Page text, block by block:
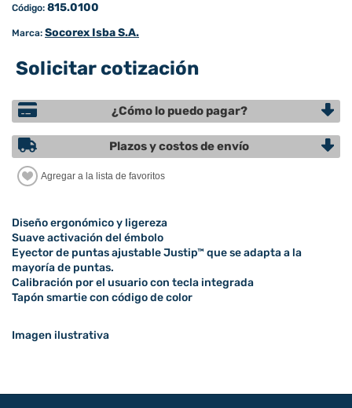
Código: 815.0100
Marca: Socorex Isba S.A.
Solicitar cotización
¿Cómo lo puedo pagar?
Plazos y costos de envío
Diseño ergonómico y ligereza
Suave activación del émbolo
Eyector de puntas ajustable Justip™ que se adapta a la
mayoría de puntas.
Calibración por el usuario con tecla integrada
Tapón smartie con código de color
Imagen ilustrativa